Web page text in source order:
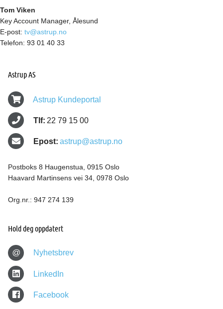
Tom Viken
Key Account Manager, Ålesund
E-post: tv@astrup.no
Telefon: 93 01 40 33
Astrup AS
Astrup Kundeportal
Tlf: 22 79 15 00
Epost: astrup@astrup.no
Postboks 8 Haugenstua, 0915 Oslo
Haavard Martinsens vei 34, 0978 Oslo
Org.nr.: 947 274 139
Hold deg oppdatert
@ Nyhetsbrev
LinkedIn
Facebook